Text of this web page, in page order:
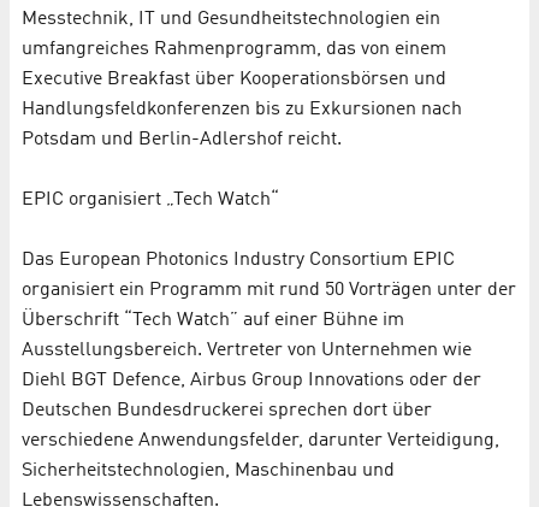
Messtechnik, IT und Gesundheitstechnologien ein
umfangreiches Rahmenprogramm, das von einem
Executive Breakfast über Kooperationsbörsen und
Handlungsfeldkonferenzen bis zu Exkursionen nach
Potsdam und Berlin-Adlershof reicht.
EPIC organisiert „Tech Watch“
Das European Photonics Industry Consortium EPIC
organisiert ein Programm mit rund 50 Vorträgen unter der
Überschrift “Tech Watch” auf einer Bühne im
Ausstellungsbereich. Vertreter von Unternehmen wie
Diehl BGT Defence, Airbus Group Innovations oder der
Deutschen Bundesdruckerei sprechen dort über
verschiedene Anwendungsfelder, darunter Verteidigung,
Sicherheitstechnologien, Maschinenbau und
Lebenswissenschaften.